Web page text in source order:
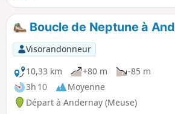
Boucle de Neptune à
Visorandonneur
10,33 km
+80 m
-85 m
3h 10
Moyenne
Départ à Andernay (Meuse)